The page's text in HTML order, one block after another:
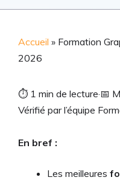
Accueil » Formation
2026
⏱ 1 min de lecture·📅
Vérifié par l’équipe
En bref :
Les meilleures